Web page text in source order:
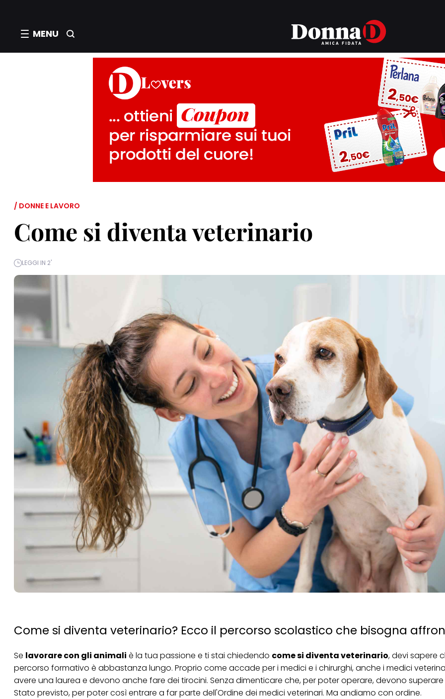
MENU
/ DONNE E LAVORO
Come si diventa veterinario
LEGGI IN 2'
Come si diventa veterinario? Ecco il percorso scolastico che bisogna
Se lavorare con gli animali è la tua passione e ti stai chiedendo come si diventa veterinario, devi sapere
percorso formativo è abbastanza lungo. Proprio come accade per i medici e i chirurghi, anche i medici
avere una laurea e devono anche fare dei tirocini. Senza dimenticare che, per poter operare, devono superare
Stato previsto, per poter così entrare a far parte dell'Ordine dei medici veterinari. Ma andiamo con ordine.